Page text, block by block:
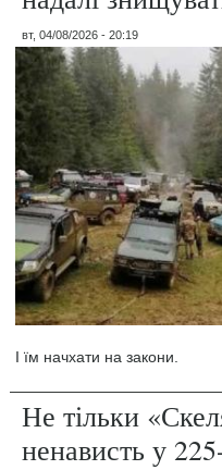
вт, 04/08/2026 - 20:19
І їм начхати на закони.
Не тільки
ненависть у